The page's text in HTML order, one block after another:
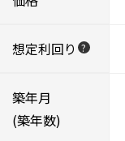
想定利回り ?
築年月
(築年数)